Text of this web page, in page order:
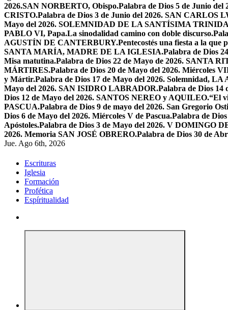
2026.SAN NORBERTO, Obispo.Palabra de Dios 5 de Junio
CRISTO.Palabra de Dios 3 de Junio del 2026. SAN CARLOS
Mayo del 2026. SOLEMNIDAD DE LA SANTÍSIMA
PABLO VI, Papa.La sinodalidad camino con doble discurso.
AGUSTÍN DE CANTERBURY.Pentecostés una fiesta a la que
SANTA MARÍA, MADRE DE LA IGLESIA.Palabra de Dios
Misa matutina.Palabra de Dios 22 de Mayo de 2026. SANTA
MÁRTIRES.Palabra de Dios 20 de Mayo del 2026. Miércoles
y Mártir.Palabra de Dios 17 de Mayo del 2026. Solemnidad,
Mayo del 2026. SAN ISIDRO LABRADOR.Palabra de Dios 14
Dios 12 de Mayo del 2026. SANTOS NEREO y AQUILEO.“El
PASCUA.Palabra de Dios 9 de mayo del 2026. San Gregorio
Dios 6 de Mayo del 2026. Miércoles V de Pascua.Palabra de
Apóstoles.Palabra de Dios 3 de Mayo del 2026. V DOMINGO
2026. Memoria SAN JOSÉ OBRERO.Palabra de Dios 30 de
Jue. Ago 6th, 2026
Escrituras
Iglesia
Formación
Profética
Espíritualidad